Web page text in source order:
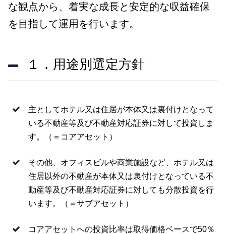
な観点から、着実な成長と安定的な収益確保
を目指して運用を行います。
１．用途別選定方針
主としてホテル又は住居が本体又は裏付けとなって
いる不動産等及び不動産対応証券に対して投資しま
す。（＝コアアセット）
その他、オフィスビルや商業施設など、ホテル又は
住居以外の不動産が本体又は裏付けとなっている不
動産等及び不動産対応証券に対しても分散投資を行
います。（＝サブアセット）
コアアセットへの投資比率は取得価格ベースで50％